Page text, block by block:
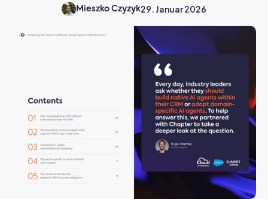
Mieszko Czyzyk29. Januar 2026